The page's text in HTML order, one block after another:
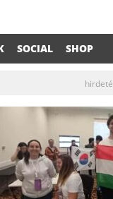
SOCIAL SHOP